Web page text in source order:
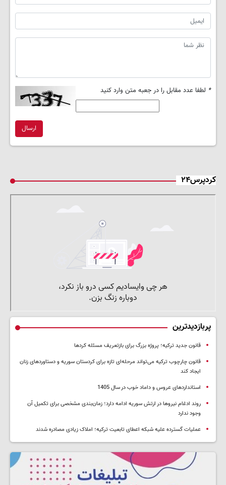
* لطفا عدد مقابل را در جعبه متن وارد کنید
ارسال
کردپرس۲۴
پربازدیدترین
قانون جدید ترکیه؛ پروژه بزرگ‌ برای بازتعریف مسئله کردها
قانون چارچوب ترکیه می‌تواند مرحله‌ای تازه برای کردستان سوریه و دستاوردهای زنان
ایجاد کند
استانداردهای عروس و داماد خوب در سال 1405
روند ادغام نیروها در ارتش سوریه ادامه دارد؛ زمان‌بندی مشخصی برای تکمیل آن
وجود ندارد
عملیات گسترده علیه شبکه اعطای تابعیت ترکیه؛ املاک زیادی مصادره شدند